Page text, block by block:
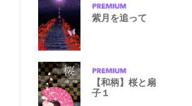
紫月を追って
【和柄】桜と扇
子１